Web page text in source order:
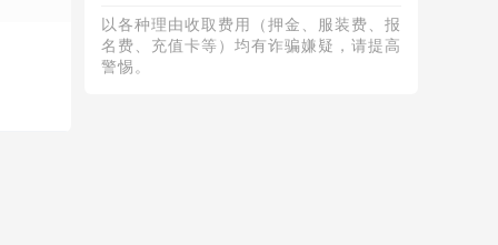
以各种理由收取费⽤（押⾦、服装费、报
名费、充值卡等）均有诈骗嫌疑，请提⾼
警惕。